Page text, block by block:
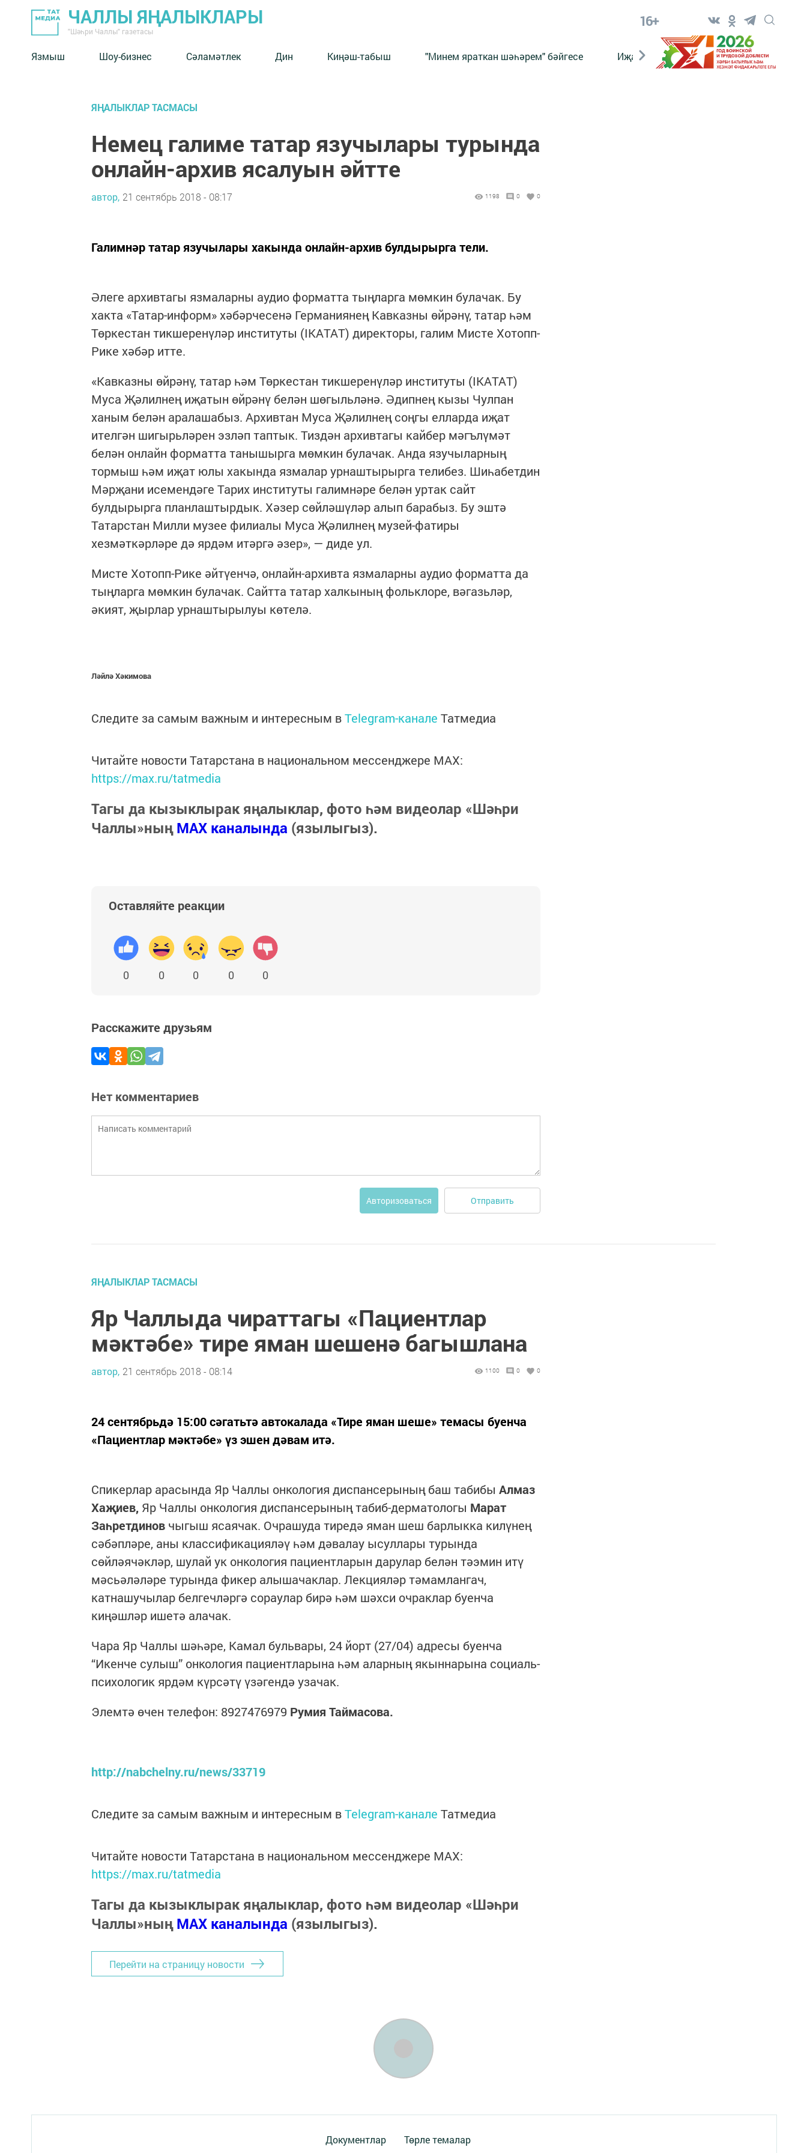
ЧАЛЛЫ ЯҢАЛЫКЛАРЫ
"Шәһри Чаллы" газетасы
16+
Язмыш Шоу-бизнес Сәламәтлек Дин Киңәш-табыш "Минем яраткан шәһәрем" бәйгесе Иҗат Реклама Онлайн
ЯҢАЛЫКЛАР ТАСМАСЫ
Немец галиме татар язучылары турында
онлайн-архив ясалуын әйтте
автор, 21 сентябрь 2018 - 08:17 1198 0 0
Галимнәр татар язучылары хакында онлайн-архив булдырырга тели.
Әлеге архивтагы язмаларны аудио форматта тыңларга мөмкин булачак. Бу
хакта «Татар-информ» хәбәрчесенә Германиянең Кавказны өйрәнү, татар һәм
Төркестан тикшеренүләр институты (IКАТАТ) директоры, галим Мисте Хотопп-
Рике хәбәр итте.
«Кавказны өйрәнү, татар һәм Төркестан тикшеренүләр институты (IКАТАТ)
Муса Җәлилнең иҗатын өйрәнү белән шөгыльләнә. Әдипнең кызы Чулпан
ханым белән аралашабыз. Архивтан Муса Җәлилнең соңгы елларда иҗат
ителгән шигырьләрен эзләп таптык. Тиздән архивтагы кайбер мәгълүмәт
белән онлайн форматта танышырга мөмкин булачак. Анда язучыларның
тормыш һәм иҗат юлы хакында язмалар урнаштырырга телибез. Шиһабетдин
Мәрҗани исемендәге Тарих институты галимнәре белән уртак сайт
булдырырга планлаштырдык. Хәзер сөйләшүләр алып барабыз. Бу эштә
Татарстан Милли музее филиалы Муса Җәлилнең музей-фатиры
хезмәткәрләре дә ярдәм итәргә әзер», — диде ул.
Мисте Хотопп-Рике әйтүенчә, онлайн-архивта язмаларны аудио форматта да
тыңларга мөмкин булачак. Сайтта татар халкының фольклоре, вәгазьләр,
әкият, җырлар урнаштырылуы көтелә.
Ләйлә Хәкимова
Следите за самым важным и интересным вTelegram-канале Татмедиа
Читайте новости Татарстана в национальном мессенджере MАХ:
https://max.ru/tatmedia
Тагы да кызыклырак яңалыклар, фото һәм видеолар «Шәһри
Чаллы»ныңMAX каналында (язылыгыз).
Оставляйте реакции
0 0 0 0 0
Расскажите друзьям
Нет комментариев
Авторизоваться Отправить
ЯҢАЛЫКЛАР ТАСМАСЫ
Яр Чаллыда чираттагы «Пациентлар
мәктәбе» тире яман шешенә багышлана
автор, 21 сентябрь 2018 - 08:14 1100 0 0
24 сентябрьдә 15:00 сәгатьтә автокалада «Тире яман шеше» темасы буенча
«Пациентлар мәктәбе» үз эшен дәвам итә.
Спикерлар арасында Яр Чаллы онкология диспансерының баш табибы Алмаз
Хаҗиев, Яр Чаллы онкология диспансерының табиб-дерматологы Марат
Заһретдинов чыгыш ясаячак. Очрашуда тиредә яман шеш барлыкка килүнең
сәбәпләре, аны классификацияләү һәм дәвалау ысуллары турында
сөйләячәкләр, шулай ук онкология пациентларын дарулар белән тәэмин итү
мәсьәләләре турында фикер алышачаклар. Лекцияләр тәмамлангач,
катнашучылар белгечләргә сораулар бирә һәм шәхси очраклар буенча
киңәшләр ишетә алачак.
Чара Яр Чаллы шәһәре, Камал бульвары, 24 йорт (27/04) адресы буенча
“Икенче сулыш” онкология пациентларына һәм аларның якыннарына социаль-
психологик ярдәм күрсәтү үзәгендә узачак.
Элемтә өчен телефон: 8927476979 Румия Таймасова.
http://nabchelny.ru/news/33719
Следите за самым важным и интересным вTelegram-канале Татмедиа
Читайте новости Татарстана в национальном мессенджере MАХ:
https://max.ru/tatmedia
Тагы да кызыклырак яңалыклар, фото һәм видеолар «Шәһри
Чаллы»ныңMAX каналында (язылыгыз).
Перейти на страницу новости
Документлар Төрле темалар